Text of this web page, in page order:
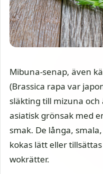
Mibuna-senap, även
(Brassica rapa var
släkting till mizuna
asiatisk grönsak med
smak. De långa,
kokas lätt eller
wokrätter.